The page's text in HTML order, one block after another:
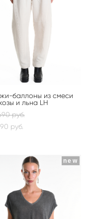
баллоны из смеси
и льна LH
pуб.
pуб.
new